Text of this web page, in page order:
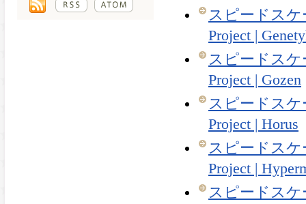
スピードス
Project |
スピードス
Project | Gozen
スピードス
Project | Horus
スピードス
Project |
スピードス